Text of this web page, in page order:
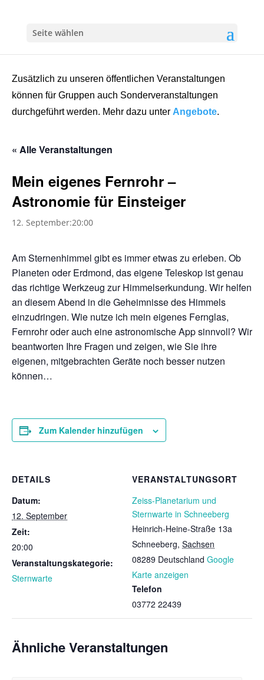
Seite wählen
Zusätzlich zu unseren öffentlichen Veranstaltungen
können für Gruppen auch Sonderveranstaltungen
durchgeführt werden. Mehr dazu unter Angebote.
« Alle Veranstaltungen
Mein eigenes Fernrohr –
Astronomie für Einsteiger
12. September:20:00
Am Sternenhimmel gibt es immer etwas zu erleben. Ob
Planeten oder Erdmond, das eigene Teleskop ist genau
das richtige Werkzeug zur Himmelserkundung. Wir helfen
an diesem Abend in die Geheimnisse des Himmels
einzudringen. Wie nutze ich mein eigenes Fernglas,
Fernrohr oder auch eine astronomische App sinnvoll? Wir
beantworten Ihre Fragen und zeigen, wie Sie ihre
eigenen, mitgebrachten Geräte noch besser nutzen
können…
Zum Kalender hinzufügen
DETAILS
Datum:
12. September
Zeit:
20:00
Veranstaltungskategorie:
Sternwarte
VERANSTALTUNGSORT
Zeiss-Planetarium und
Sternwarte in Schneeberg
Heinrich-Heine-Straße 13a
Schneeberg, Sachsen
08289 Deutschland Google
Karte anzeigen
Telefon
03772 22439
Ähnliche Veranstaltungen